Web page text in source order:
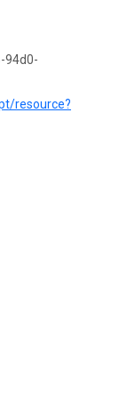
94d0-
resource?